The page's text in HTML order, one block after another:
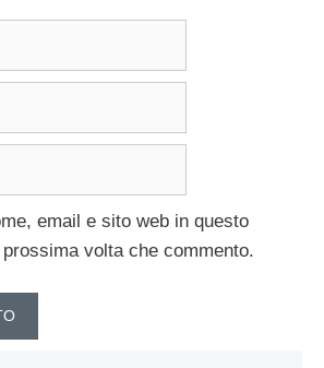
email e sito web in questo
volta che commento.